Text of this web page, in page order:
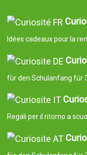
Idées cadeaux pour la
für den Schulanfang für
Regali per il ritorno a